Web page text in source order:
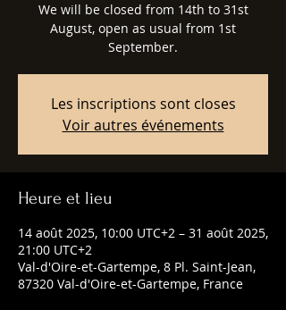
We will be closed from 14th to 31st
August, open as usual from 1st
September.
Les inscriptions sont closes
Voir autres événements
Heure et lieu
14 août 2025, 10:00 UTC+2 – 31 août 2025,
21:00 UTC+2
Val-d'Oire-et-Gartempe, 8 Pl. Saint-Jean,
87320 Val-d'Oire-et-Gartempe, France